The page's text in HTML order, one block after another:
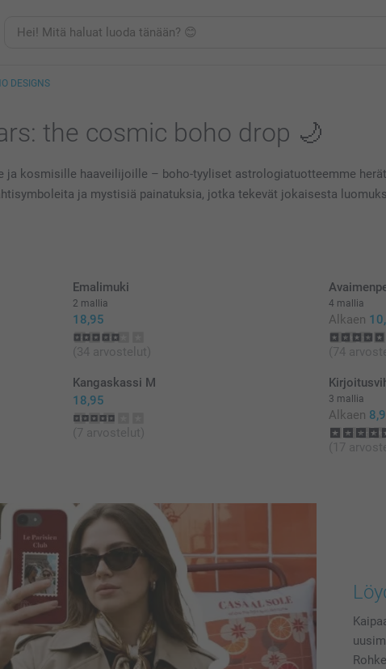
DESIGNS
the cosmic boho drop 🌙
ja kosmisille haaveilijoille – boho-tyyliset astrologiatuotteemme
ja mystisiä painatuksia, jotka tekevät jokaisesta
Emalimuki
2 mallia
18,95
(34 arvostelut)
4 mallia
Alkaen
(74
Kangaskassi M
18,95
(7 arvostelut)
3 mallia
Alkaen
(17